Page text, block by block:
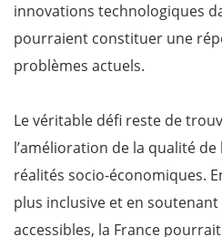
innovations technologiques
pourraient constituer une
problèmes actuels.
Le véritable défi reste de
l’amélioration de la qualité de
réalités socio-économiques.
plus inclusive et en
accessibles, la France